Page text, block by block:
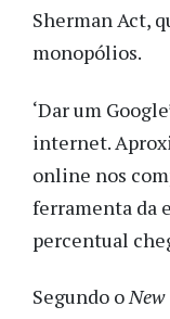
Sherman Act,
monopólios.
‘Dar um
internet.
online nos
ferramenta da
percentual
Segundo oNew